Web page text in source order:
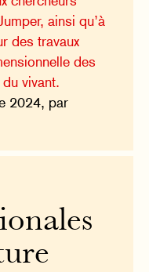
ainsi qu’à
des travaux
des
vivant.
2024, par